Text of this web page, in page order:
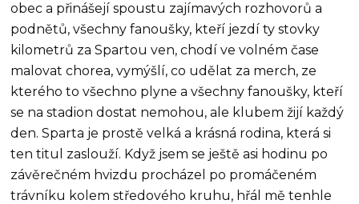
obec a přinášejí spoustu zajímavých rozhovorů a
podnětů, všechny fanoušky, kteří jezdí ty stovky
kilometrů za Spartou ven, chodí ve volném čase
malovat chorea, vymýšlí, co udělat za merch, ze
kterého to všechno plyne a všechny fanoušky, kteří
se na stadion dostat nemohou, ale klubem žijí každý
den. Sparta je prostě velká a krásná rodina, která si
ten titul zaslouží. Když jsem se ještě asi hodinu po
závěrečném hvizdu procházel po promáčeném
trávníku kolem středového kruhu, hřál mě tenhle